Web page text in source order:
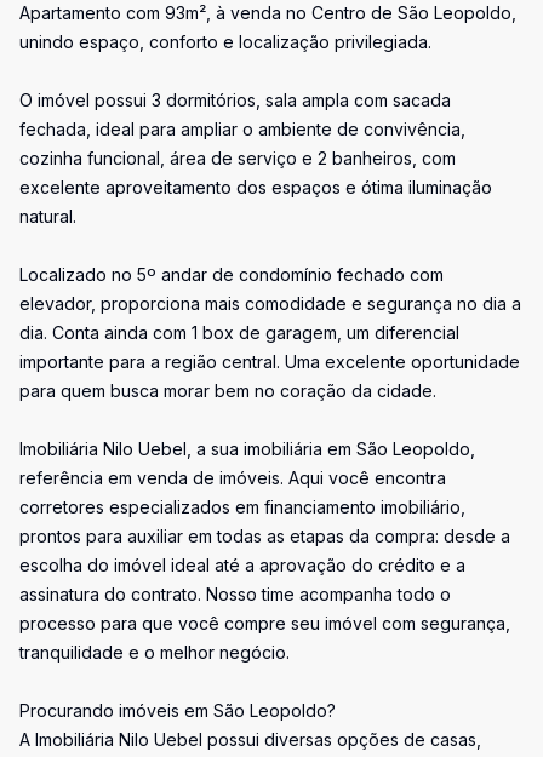
Apartamento com 93m², à venda no Centro de São Leopoldo,
unindo espaço, conforto e localização privilegiada.
O imóvel possui 3 dormitórios, sala ampla com sacada
fechada, ideal para ampliar o ambiente de convivência,
cozinha funcional, área de serviço e 2 banheiros, com
excelente aproveitamento dos espaços e ótima iluminação
natural.
Localizado no 5º andar de condomínio fechado com
elevador, proporciona mais comodidade e segurança no dia a
dia. Conta ainda com 1 box de garagem, um diferencial
importante para a região central. Uma excelente oportunidade
para quem busca morar bem no coração da cidade.
Imobiliária Nilo Uebel, a sua imobiliária em São Leopoldo,
referência em venda de imóveis. Aqui você encontra
corretores especializados em financiamento imobiliário,
prontos para auxiliar em todas as etapas da compra: desde a
escolha do imóvel ideal até a aprovação do crédito e a
assinatura do contrato. Nosso time acompanha todo o
processo para que você compre seu imóvel com segurança,
tranquilidade e o melhor negócio.
Procurando imóveis em São Leopoldo?
A Imobiliária Nilo Uebel possui diversas opções de casas,